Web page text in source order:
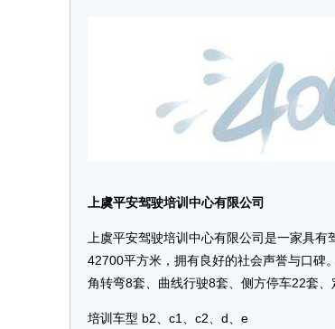
上虞平安驾驶培训中心有限公司
上虞平安驾驶培训中心有限公司是一家具
42700平方米，拥有良好的社会声誉与口碑
角转弯8套、曲线行驶8套、侧方停车22套
培训车型 b2、c1、c2、d、e